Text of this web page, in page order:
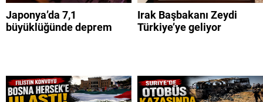
Japonya’da 7,1
büyüklüğünde deprem
Irak Başbakanı Zeydi
Türkiye’ye geliyor